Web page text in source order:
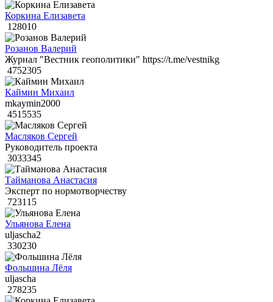
Коркина Елизавета
128010
Розанов Валерий
Журнал "Вестник геополитики" https://t.me/vestnikg
4752305
Каймин Михаил
mkaymin2000
4515535
Масляков Сергей
Руководитель проекта
3033345
Тайманова Анастасия
Эксперт по нормотворчеству
723115
Ульянова Елена
uljascha2
330230
Фольшина Лёля
uljascha
278235